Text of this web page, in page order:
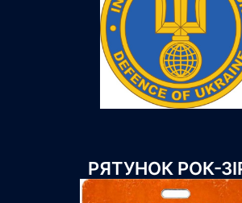
РЯТУНОК РОК-